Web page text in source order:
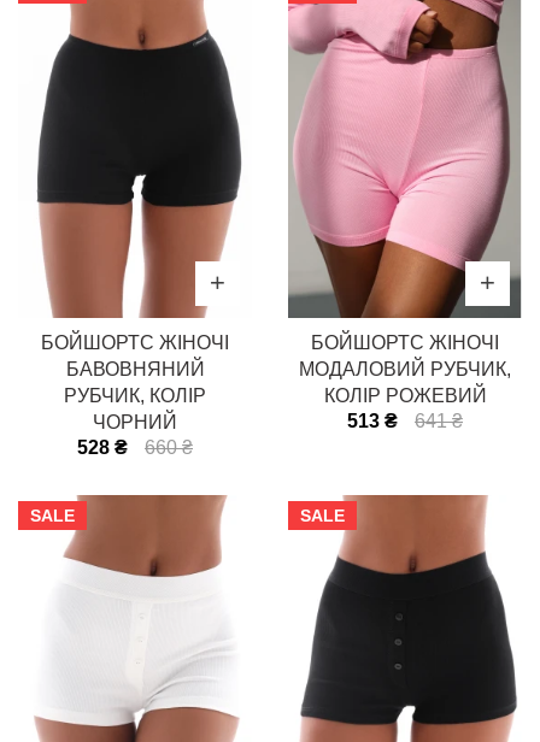
БОЙШОРТС ЖІНОЧІ
БАВОВНЯНИЙ
РУБЧИК, КОЛІР
ЧОРНИЙ
528 ₴
660 ₴
БОЙШОРТС ЖІНОЧІ
МОДАЛОВИЙ РУБЧИК,
КОЛІР РОЖЕВИЙ
513 ₴
641 ₴
SALE SALE